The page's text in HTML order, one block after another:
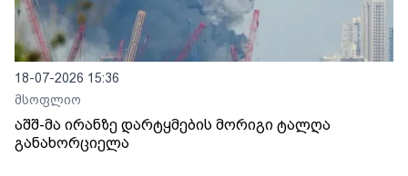
18-07-2026 15:36
მსოფლიო
აშშ-მა ირანზე დარტყმების მორიგი ტალღა
განახორციელა